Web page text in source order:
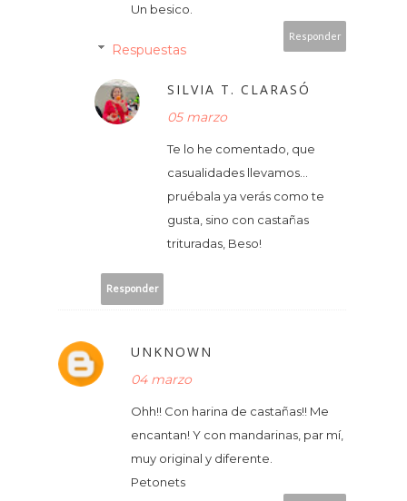
Un besico.
Responder
Respuestas
SILVIA T. CLARASÓ
05 marzo
Te lo he comentado, que
casualidades llevamos...
pruébala ya verás como te
gusta, sino con castañas
trituradas, Beso!
Responder
UNKNOWN
04 marzo
Ohh!! Con harina de castañas!! Me
encantan! Y con mandarinas, par mí,
muy original y diferente.
Petonets